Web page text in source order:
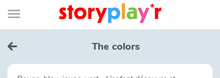
Connexion
Bibliothèque
de
page
Menu
Log in
The colors